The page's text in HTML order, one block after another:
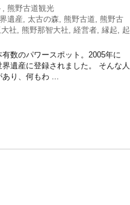
, 熊野古道観光
遺産, 太古の森, 熊野古道, 熊野古
社, 熊野那智大社, 経営者, 縁起, 起
数のパワースポット。2005年に
遺産に登録されました。 そんな人
あり、何もわ ...